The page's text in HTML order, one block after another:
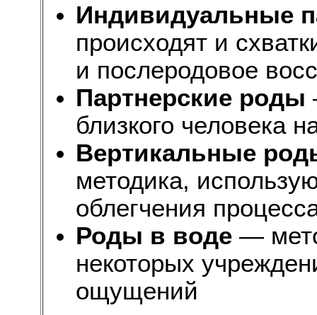
Индивидуальные
происходят и
и послеродовое
Партнерские роды
близкого человека
Вертикальные
методика,
облегчения
Роды в воде—
некоторых
ощущений